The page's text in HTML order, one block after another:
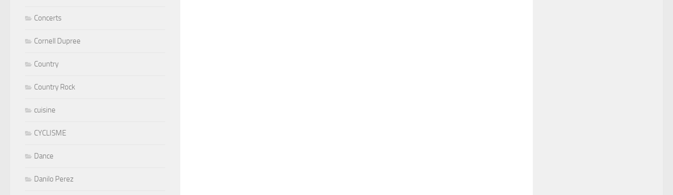
Concerts
Cornell Dupree
Country
Country Rock
cuisine
CYCLISME
Dance
Danilo Perez